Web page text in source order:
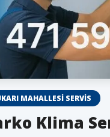
MAHALLESI SERVIS
Klima